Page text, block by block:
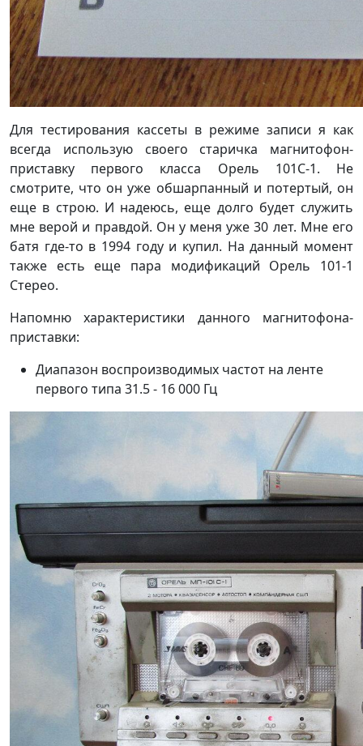
Для тестирования кассеты в режиме записи я как
всегда использую своего старичка магнитофон-
приставку первого класса Орель 101С-1. Не
смотрите, что он уже обшарпанный и потертый, он
еще в строю. И надеюсь, еще долго будет служить
мне верой и правдой. Он у меня уже 30 лет. Мне его
батя где-то в 1994 году и купил. На данный момент
также есть еще пара модификаций Орель 101-1
Стерео.
Напомню характеристики данного магнитофона-
приставки:
Диапазон воспроизводимых частот на ленте
первого типа 31.5 - 16 000 Гц